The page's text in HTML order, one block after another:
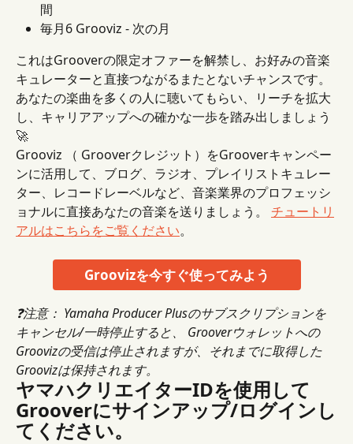
間
毎月6 Grooviz - 次の月
これはGrooverの限定オファーを解禁し、お好みの音楽
キュレーターと直接つながるまたとないチャンスです。
あなたの楽曲を多くの人に聴いてもらい、リーチを拡大
し、キャリアアップへの確かな一歩を踏み出しましょう
🚀
Grooviz （ Grooverクレジット）をGrooverキャンペー
ンに活用して、ブログ、ラジオ、プレイリストキュレー
ター、レコードレーベルなど、音楽業界のプロフェッシ
ョナルに直接あなたの音楽を送りましょう。 チュートリ
アルはこちらをご覧ください。
Groovizを今すぐ使ってみよう
❓注意： Yamaha Producer Plusのサブスクリプションを
キャンセル/一時停止すると、 Grooverウォレットへの
Groovizの受信は停止されますが、それまでに取得した
Groovizは保持されます。
ヤマハクリエイターIDを使用して
Grooverにサインアップ/ログインし
てください。